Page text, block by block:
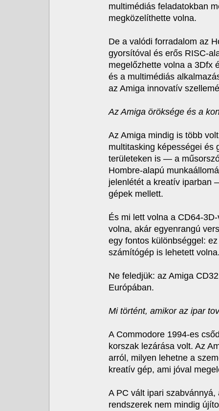
multimédiás feladatokban
megközelíthette volna.
De a valódi forradalom az
gyorsítóval és erős RISC-
megelőzhette volna a 3Dfx
és a multimédiás
az Amiga innovatív
Az Amiga öröksége és a
Az Amiga mindig is több
multitasking képességei és
területeken is — a
Hombre-alapú
jelenlétét a kreatív iparban
gépek mellett.
És mi lett volna a CD64-
volna, akár egyenrangú
egy fontos különbséggel:
számítógép is lehetett
Ne feledjük: az Amiga
Európában.
Mi történt, amikor az ipar
A Commodore 1994-es
korszak lezárása volt. Az
arról, milyen lehetne a
kreatív gép, ami jóval
A PC vált ipari
rendszerek nem mindig